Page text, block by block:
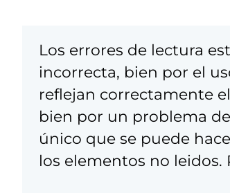
Los errores de lectura
incorrecta, bien por el
reflejan correctamente
bien por un problema
único que se puede
los elementos no leidos.